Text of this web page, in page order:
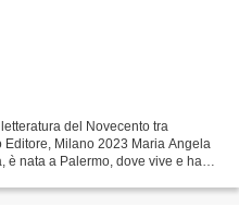
del Novecento tra
Milano 2023 Maria Angela
è nata a Palermo, dove vive e ha